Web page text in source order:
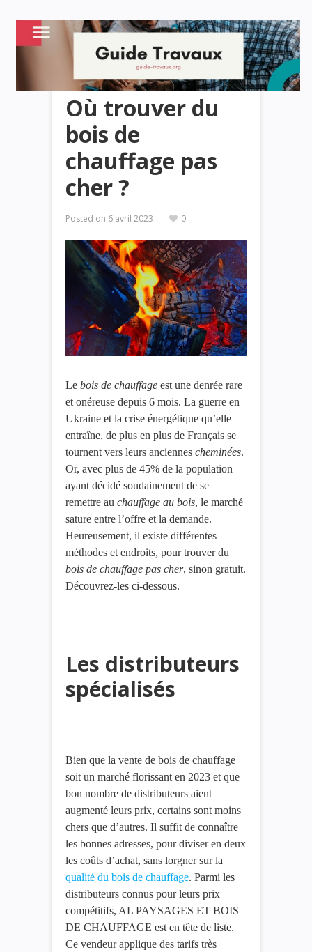
Où trouver du
bois de
chauffage pas
cher ?
Posted on 6 avril 2023 0
Le bois de chauffage est une denrée rare
et onéreuse depuis 6 mois. La guerre en
Ukraine et la crise énergétique qu’elle
entraîne, de plus en plus de Français se
tournent vers leurs anciennes cheminées.
Or, avec plus de 45% de la population
ayant décidé soudainement de se
remettre au chauffage au bois, le marché
sature entre l’offre et la demande.
Heureusement, il existe différentes
méthodes et endroits, pour trouver du
bois de chauffage pas cher, sinon gratuit.
Découvrez-les ci-dessous.
Les distributeurs
spécialisés
Bien que la vente de bois de chauffage
soit un marché florissant en 2023 et que
bon nombre de distributeurs aient
augmenté leurs prix, certains sont moins
chers que d’autres. Il suffit de connaître
les bonnes adresses, pour diviser en deux
les coûts d’achat, sans lorgner sur la
qualité du bois de chauffage. Parmi les
distributeurs connus pour leurs prix
compétitifs, AL PAYSAGES ET BOIS
DE CHAUFFAGE est en tête de liste.
Ce vendeur applique des tarifs très